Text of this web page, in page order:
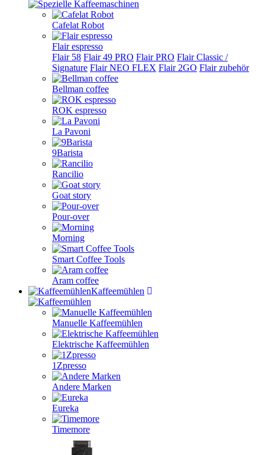
Cafelat Robot
Flair espresso
Flair 58 Flair 49 PRO Flair PRO Flair Classic /
Signature Flair NEO FLEX Flair 2GO Flair zubehör
Bellman coffee
ROK espresso
La Pavoni
9Barista
Rancilio
Goat story
Pour-over
Morning
Smart Coffee Tools
Aram coffee
Kaffeemühlen
Manuelle Kaffeemühlen
Elektrische Kaffeemühlen
1Zpresso
Andere Marken
Eureka
Timemore